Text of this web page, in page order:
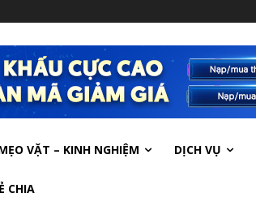
VẶT – KINH NGHIỆM DỊCH VỤ
CHIA